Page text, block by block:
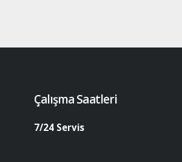
Çalışma Saatleri
7/24 Servis